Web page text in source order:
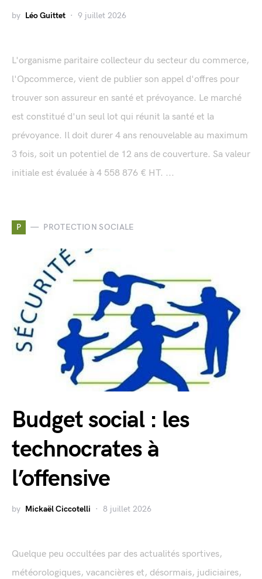
by Léo Guittet 9 juillet 2026
L'organisme paritaire collecteur du secteur du commerce,
l'Opcommerce, vient de publier son appel d'offres pour
trouver son assureur en santé et prévoyance. Le marché
est constitué d'un seul lot qui réunit la santé et la
prévoyance. Il doit durer 4 ans renouvelable au maximum
3 fois, soit un potentiel de 12 ans de couverture. Sa valeur
initiale est évaluée à 4 558 876 € HT. ...
P PROTECTION SOCIALE
Budget social : les
technocrates à
l’offensive
by Mickaël Ciccotelli 8 juillet 2026
Quelque peu occultées par des actualités sportives,
météorologiques, vacancières et, désormais, judiciaires,